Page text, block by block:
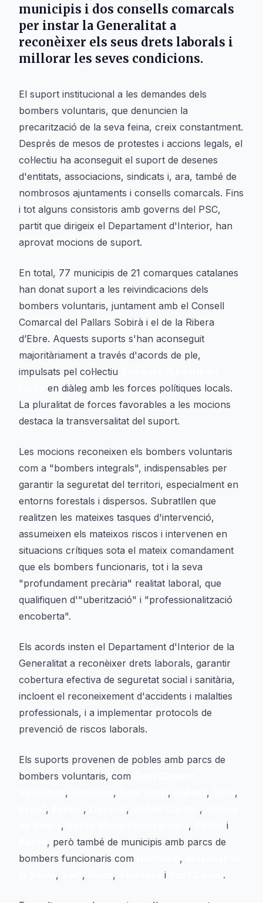
municipis i dos consells comarcals
per instar la Generalitat a
reconèixer els seus drets laborals i
millorar les seves condicions.
El suport institucional a les demandes dels
bombers voluntaris, que denuncien la
precarització de la seva feina, creix constantment.
Després de mesos de protestes i accions legals, el
col·lectiu ha aconseguit el suport de desenes
d'entitats, associacions, sindicats i, ara, també de
nombrosos ajuntaments i consells comarcals. Fins
i tot alguns consistoris amb governs del PSC,
partit que dirigeix el Departament d'Interior, han
aprovat mocions de suport.
En total, 77 municipis de 21 comarques catalanes
han donat suport a les reivindicacions dels
bombers voluntaris, juntament amb el Consell
Comarcal del Pallars Sobirà i el de la Ribera
d’Ebre. Aquests suports s'han aconseguit
majoritàriament a través d'acords de ple,
impulsats pel col·lectiu
en diàleg amb les forces polítiques locals.
La pluralitat de forces favorables a les mocions
destaca la transversalitat del suport.
Les mocions reconeixen els bombers voluntaris
com a "bombers integrals", indispensables per
garantir la seguretat del territori, especialment en
entorns forestals i dispersos. Subratllen que
realitzen les mateixes tasques d'intervenció,
assumeixen els mateixos riscos i intervenen en
situacions crítiques sota el mateix comandament
que els bombers funcionaris, tot i la seva
"profundament precària" realitat laboral, que
qualifiquen d'"uberització" i "professionalització
encoberta".
Els acords insten el Departament d'Interior de la
Generalitat a reconèixer drets laborals, garantir
cobertura efectiva de seguretat social i sanitària,
incloent el reconeixement d'accidents i malalties
professionals, i a implementar protocols de
prevenció de riscos laborals.
Els suports provenen de pobles amb parcs de
bombers voluntaris, com
, , , ,
,
, , , ,
, ,
i
, però també de municipis amb parcs de
bombers funcionaris com
,
, , , i .